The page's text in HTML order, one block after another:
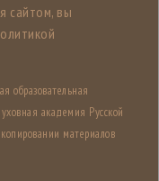
сайтом, вы
образовательная
академия Русской
материалов